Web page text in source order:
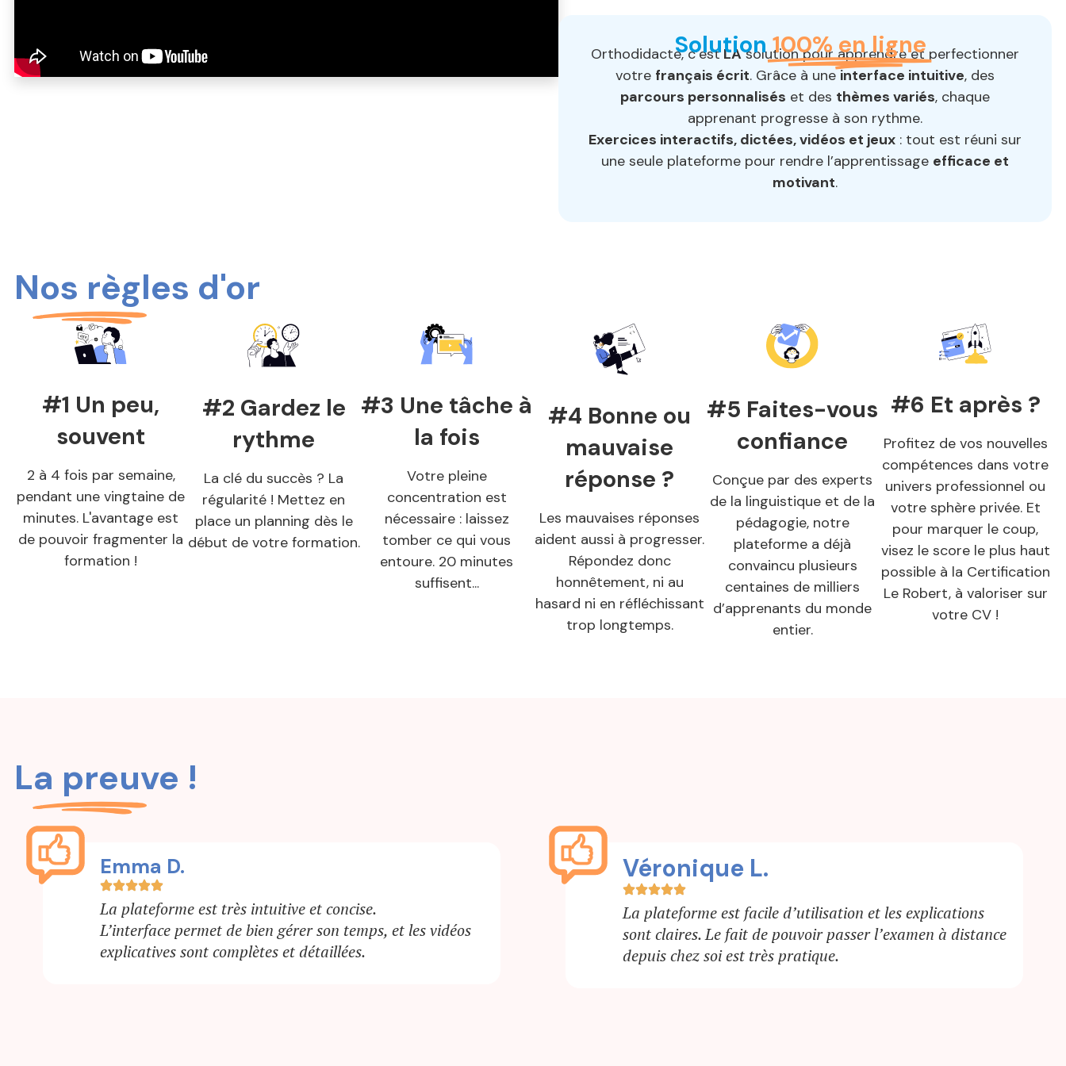
Solution100% en ligne
Orthodidacte, c’estLAsolution pour apprendre et perfectionner
votre français écrit. Grâce à uneinterface intuitive, des
parcours personnalisés et des thèmes variés, chaque
apprenant progresse à son rythme.
Exercices interactifs, dictées, vidéos et jeux : tout est réuni sur
une seule plateforme pour rendre l’apprentissage efficace et
motivant.
Nos règles d'or
#1 Un peu,
souvent
2 à 4 fois par semaine,
pendant une vingtaine de
minutes. L'avantage est
de pouvoir fragmenter la
formation !
#2 Gardez le
rythme
La clé du succès ? La
régularité ! Mettez en
place un planning dès le
début de votre formation.
#3 Une tâche à
la fois
Votre pleine
concentration est
nécessaire : laissez
tomber ce qui vous
entoure. 20 minutes
suffisent...
#4 Bonne ou
mauvaise
réponse ?
Les mauvaises réponses
aident aussi à progresser.
Répondez donc
honnêtement, ni au
hasard ni en réfléchissant
trop longtemps.
#5 Faites-vous
confiance
Conçue par des experts
de la linguistique et de la
pédagogie, notre
plateforme a déjà
convaincu plusieurs
centaines de milliers
d’apprenants du monde
entier.
#6 Et après ?
Profitez de vos nouvelles
compétences dans votre
univers professionnel ou
votre sphère privée. Et
pour marquer le coup,
visez le score le plus haut
possible à la Certification
Le Robert, à valoriser sur
votre CV !
La preuve !
Véronique L.
La plateforme est facile d’utilisation et les explications
sont claires. Le fait de pouvoir passer l’examen à distance
depuis chez soi est très pratique.
Corina-Suzana S.
J’adore la formation, la plateforme, les exercices sont très
intéressants. Je vous félicite pour tout le travail fait et à
venir.